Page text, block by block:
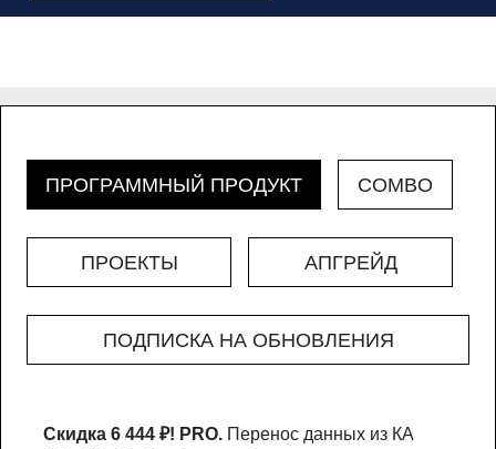
ПРОГРАММНЫЙ ПРОДУКТ COMBO
ПРОЕКТЫ АПГРЕЙД
ПОДПИСКА НА ОБНОВЛЕНИЯ
Скидка 6 444 ₽! PRO. Перенос данных из КА